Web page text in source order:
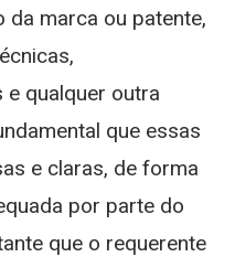
marca ou patente,
qualquer outra
que essas
e claras, de forma
por parte do
que o requerente